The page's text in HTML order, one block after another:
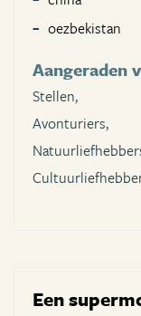
oezbekistan
Aangeraden
Stellen,
Avonturiers,
Een